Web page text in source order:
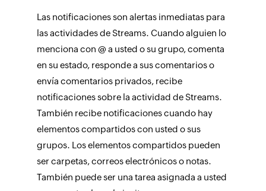
Las notificaciones son alertas inmediatas para
las actividades de Streams. Cuando alguien lo
menciona con @ a usted o su grupo, comenta
en su estado, responde a sus comentarios o
envía comentarios privados, recibe
notificaciones sobre la actividad de Streams.
También recibe notificaciones cuando hay
elementos compartidos con usted o sus
grupos. Los elementos compartidos pueden
ser carpetas, correos electrónicos o notas.
También puede ser una tarea asignada a usted